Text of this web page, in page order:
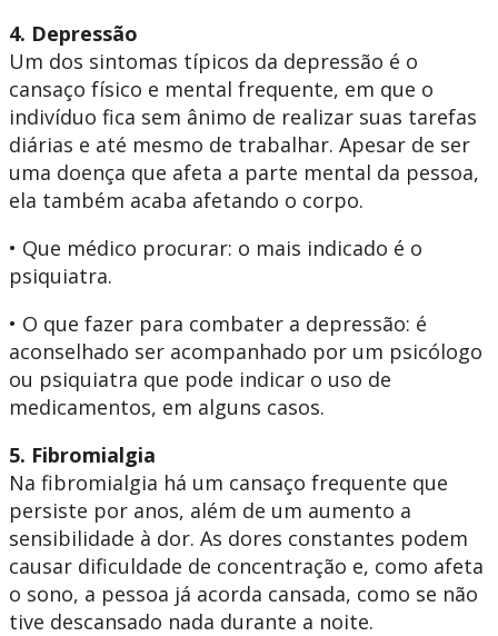
4. Depressão
Um dos sintomas típicos da depressão é o
cansaço físico e mental frequente, em que o
indivíduo fica sem ânimo de realizar suas tarefas
diárias e até mesmo de trabalhar. Apesar de ser
uma doença que afeta a parte mental da pessoa,
ela também acaba afetando o corpo.
• Que médico procurar: o mais indicado é o
psiquiatra.
• O que fazer para combater a depressão: é
aconselhado ser acompanhado por um psicólogo
ou psiquiatra que pode indicar o uso de
medicamentos, em alguns casos.
5. Fibromialgia
Na fibromialgia há um cansaço frequente que
persiste por anos, além de um aumento a
sensibilidade à dor. As dores constantes podem
causar dificuldade de concentração e, como afeta
o sono, a pessoa já acorda cansada, como se não
tive descansado nada durante a noite.